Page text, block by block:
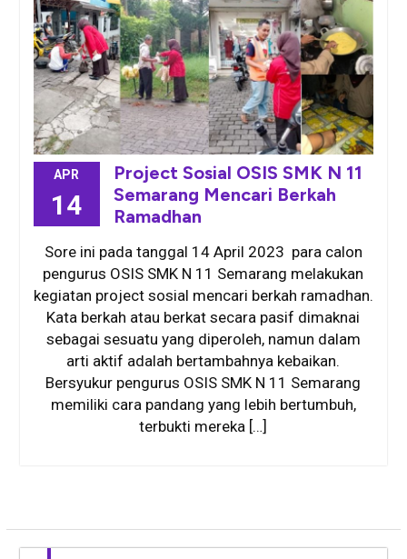
APR
14
Project Sosial OSIS SMK N 11
Semarang Mencari Berkah
Ramadhan
Sore ini pada tanggal 14 April 2023 para calon
pengurus OSIS SMK N 11 Semarang melakukan
kegiatan project sosial mencari berkah ramadhan.
Kata berkah atau berkat secara pasif dimaknai
sebagai sesuatu yang diperoleh, namun dalam
arti aktif adalah bertambahnya kebaikan.
Bersyukur pengurus OSIS SMK N 11 Semarang
memiliki cara pandang yang lebih bertumbuh,
terbukti mereka […]